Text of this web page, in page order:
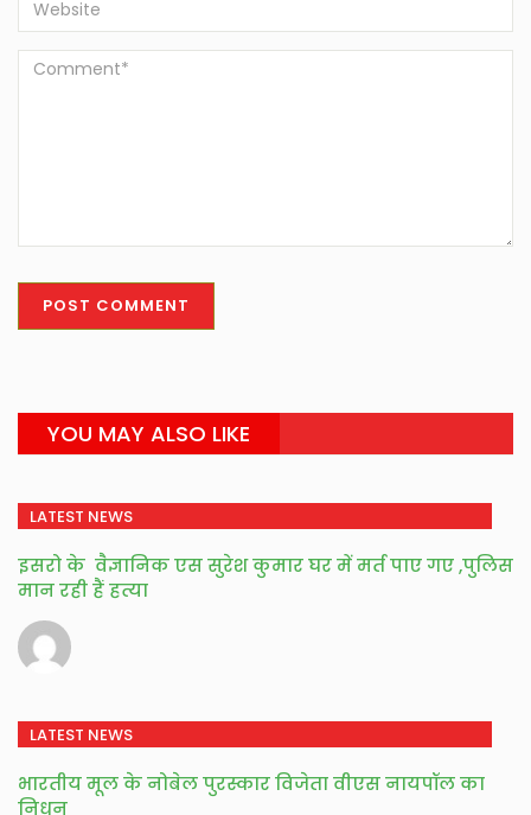
YOU MAY ALSO LIKE
LATEST NEWS
इसरो के वैज्ञानिक एस सुरेश कुमार घर में मर्त पाए गए ,पुलिस
मान रही हैं हत्या
LATEST NEWS
भारतीय मूल के नोबेल पुरस्कार विजेता वीएस नायपॉल का
निधन